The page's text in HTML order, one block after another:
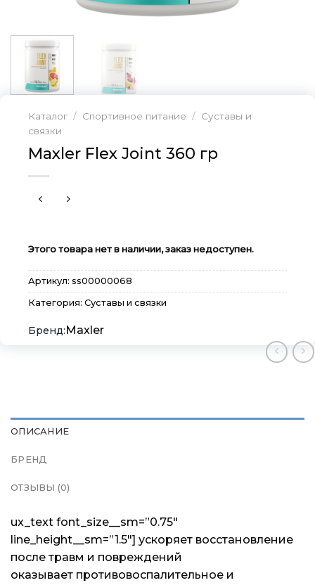
Каталог / Спортивное питание / Суставы и
связки
Maxler Flex Joint 360 гр
Этого товара нет в наличии, заказ недоступен.
Артикул: ss00000068
Категория: Суставы и связки
Maxler
ОПИСАНИЕ
БРЕНД
ОТЗЫВЫ (0)
ux_text font_size__sm=”0.75″
line_height__sm=”1.5″] ускоряет восстановление
после травм и повреждений
оказывает противовоспалительное и
Меню
Меню
Меню